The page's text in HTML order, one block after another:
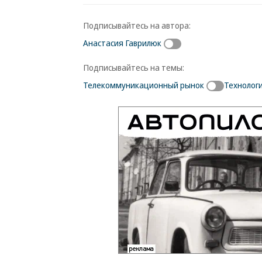
Подписывайтесь на автора:
Анастасия Гаврилюк
Подписывайтесь на темы:
Телекоммуникационный рынок